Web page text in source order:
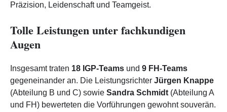
Präzision, Leidenschaft und Teamgeist.
Tolle Leistungen unter fachkundigen
Augen
Insgesamt traten 18 IGP-Teams und 9 FH-Teams
gegeneinander an. Die Leistungsrichter Jürgen Knappe
(Abteilung B und C) sowie Sandra Schmidt (Abteilung A
und FH) bewerteten die Vorführungen gewohnt souverän.